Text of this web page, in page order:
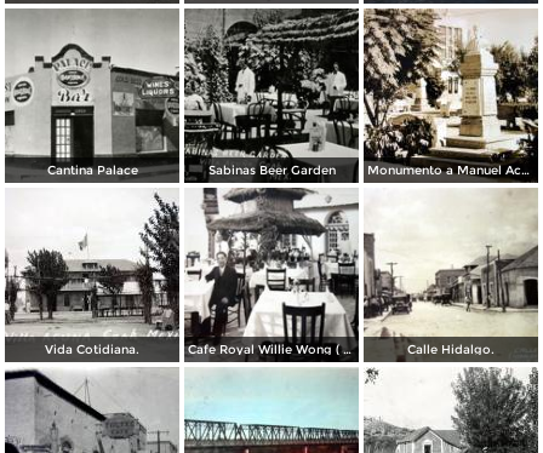
Cantina Palace Sabinas Beer Garden Monumento a Manuel Acuna.
Vida Cotidiana. Cafe Royal Willie Wong ( Circulada el 3 de Agosto de 1942 ). Calle Hidalgo.